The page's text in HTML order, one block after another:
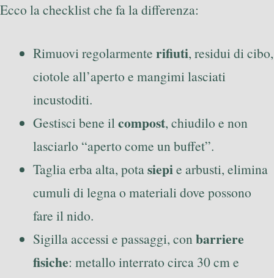
Ecco la checklist che fa la differenza:
Rimuovi regolarmente rifiuti, residui di cibo,
ciotole all’aperto e mangimi lasciati
incustoditi.
Gestisci bene il compost, chiudilo e non
lasciarlo “aperto come un buffet”.
Taglia erba alta, potasiepie arbusti, elimina
cumuli di legna o materiali dove possono
fare il nido.
Sigilla accessi e passaggi, con barriere
fisiche: metallo interrato circa 30 cm e